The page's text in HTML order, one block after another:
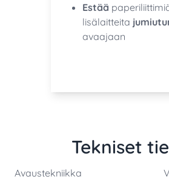
Estää
lisälaitteita
avaajaan
Tekniset
Avaustekniikka